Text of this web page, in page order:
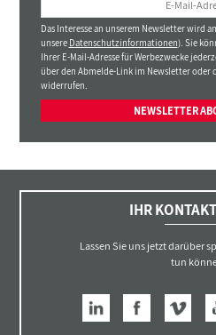
Das Interesse an unserem Newsletter wird
unsere Datenschutzinformationen). Sie
Ihrer E-Mail-Adresse für Werbezwecke
über den Abmelde-Link im Newsletter oder
widerrufen.
NEWSLETTER
IHR
Lassen Sie uns jetzt darüber
tun